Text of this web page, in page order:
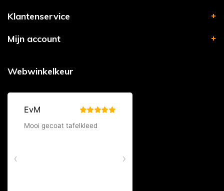
Klantenservice
Mijn account
Webwinkelkeur